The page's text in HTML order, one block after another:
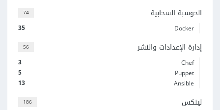
74 الحوسبة السحابية
35 Docker
56 إدارة الإعدادات والنشر
3
Chef
5
Puppet
13
Ansible
186 لينكس